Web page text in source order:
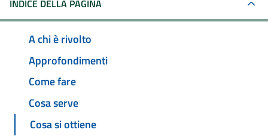
INDICE DELLA PAGINA
A chi è rivolto
Approfondimenti
Come fare
Cosa serve
Cosa si ottiene